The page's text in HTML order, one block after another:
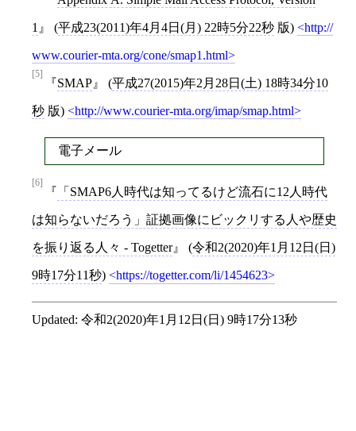
1 (平成23(2011)年4月4日(月) 22時5分22秒 版) http://
www.courier-mta.org/cone/smap1.html
[5]
SMAP (平成27(2015)年2月28日(土) 18時34分10
秒 版) http://www.courier-mta.org/imap/smap.html
電子メール
[6]
「SMAP6人時代は知ってるけど流石に12人時代
は知らないだろう」証拠画像にビックリする人や歴史
を振り返る人々 - Togetter (令和2(2020)年1月12日(日)
9時17分11秒) https://togetter.com/li/1454623
Updated: 令和2(2020)年1月12日(日) 9時17分13秒